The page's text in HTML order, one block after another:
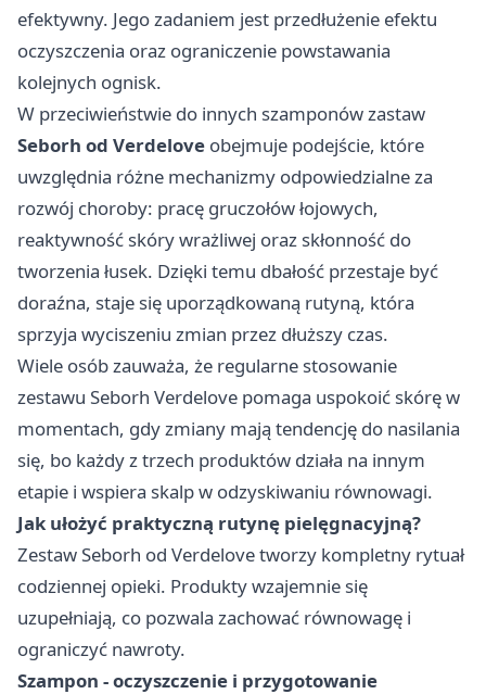
efektywny. Jego zadaniem jest przedłużenie efektu
oczyszczenia oraz ograniczenie powstawania
kolejnych ognisk.
W przeciwieństwie do innych szamponów zastaw
Seborh od Verdelove obejmuje podejście, które
uwzględnia różne mechanizmy odpowiedzialne za
rozwój choroby: pracę gruczołów łojowych,
reaktywność skóry wrażliwej oraz skłonność do
tworzenia łusek. Dzięki temu dbałość przestaje być
doraźna, staje się uporządkowaną rutyną, która
sprzyja wyciszeniu zmian przez dłuższy czas.
Wiele osób zauważa, że regularne stosowanie
zestawu Seborh Verdelove pomaga uspokoić skórę w
momentach, gdy zmiany mają tendencję do nasilania
się, bo każdy z trzech produktów działa na innym
etapie i wspiera skalp w odzyskiwaniu równowagi.
Jak ułożyć praktyczną rutynę pielęgnacyjną?
Zestaw Seborh od Verdelove tworzy kompletny rytuał
codziennej opieki. Produkty wzajemnie się
uzupełniają, co pozwala zachować równowagę i
ograniczyć nawroty.
Szampon - oczyszczenie i przygotowanie